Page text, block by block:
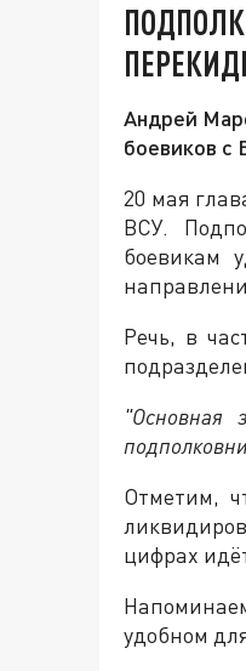
Андрей
боевиков с
20 мая
ВСУ.
боевикам
Речь, в
"Основная
Отметим,
цифрах
удобном